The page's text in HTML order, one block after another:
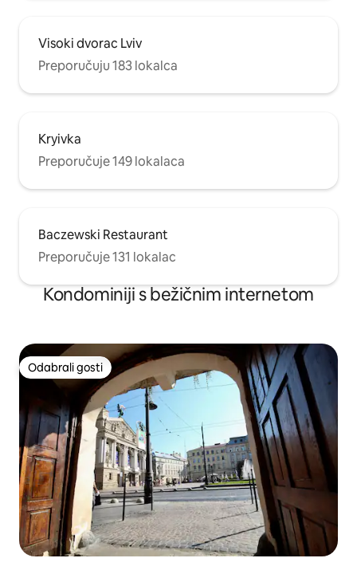
Visoki dvorac Lviv
Preporučuju 183 lokalca
Kryivka
Preporučuje 149 lokalaca
Baczewski Restaurant
Preporučuje 131 lokalac
Kondominiji s bežičnim internetom
Odabrali gosti
Odabrali gosti